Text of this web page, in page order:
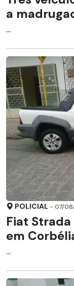
a
...
POLICIAL - 07/08/
Fiat
em
...